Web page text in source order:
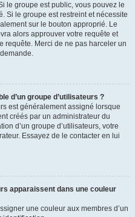
le groupe est public, vous pouvez le
Si le groupe est restreint et nécessite
sur le bouton approprié. Le
alors approuver votre requête et
requête. Merci de ne pas harceler un
d’un groupe d’utilisateurs ?
est généralement assigné lorsque
créés par un administrateur du
d’un groupe d’utilisateurs, votre
Essayez de le contacter en lui
apparaissent dans une couleur
une couleur aux membres d’un